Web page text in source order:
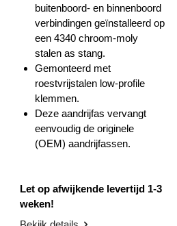
buitenboord- en binnenboord
verbindingen geïnstalleerd op
een 4340 chroom-moly
stalen as stang.
Gemonteerd met
roestvrijstalen low-profile
klemmen.
Deze aandrijfas vervangt
eenvoudig de originele
(OEM) aandrijfassen.
Let op afwijkende levertijd 1-3
weken!